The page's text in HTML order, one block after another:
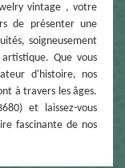
vintage , votre
de présenter une
soigneusement
Que vous
d'histoire, nos
à travers les âges.
et laissez-vous
fascinante de nos